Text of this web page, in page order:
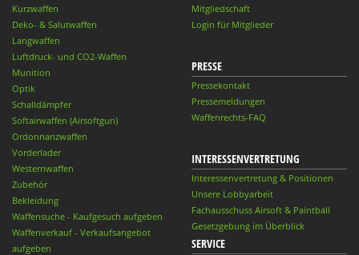
Kurzwaffen
Deko- & Salutwaffen
Langwaffen
Luftdruck- und CO2-Waffen
Munition
Optik
Schalldämpfer
Softairwaffen (Airsoftgun)
Ordonnanzwaffen
Vorderlader
Westernwaffen
Zubehör
Bekleidung
Waffensuche - Kaufgesuch aufgeben
Waffenverkauf - Verkaufsangebot
aufgeben
Mitgliedschaft
Login für Mitglieder
PRESSE
Pressekontakt
Pressemeldungen
Waffenrechts-FAQ
INTERESSENVERTRETUNG
Interessenvertretung & Positionen
Unsere Lobbyarbeit
Fachausschuss Airsoft & Paintball
Gesetzgebung im Überblick
SERVICE